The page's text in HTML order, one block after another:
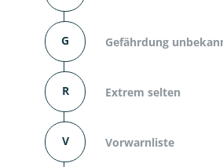
G Gefährdung
R Extrem selten
V Vorwarnliste